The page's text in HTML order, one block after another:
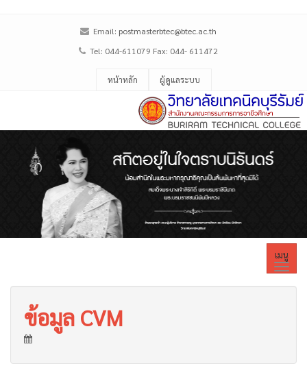
Email: postmasterbtec@btec.ac.th
Tel: 044-611079 Fax: 044- 611472
หน้าหลัก ผู้ดูแลระบบ
เมนู
ข้อมูล CVM